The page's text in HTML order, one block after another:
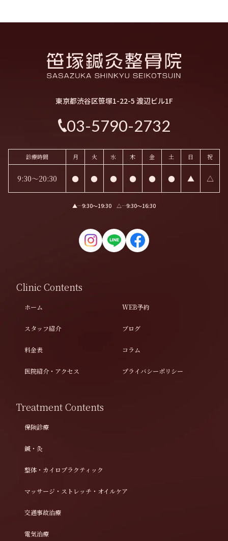
東京都渋谷区笹塚1-22-5 渡辺ビル1F
03-5790-2732
診療時間 月 火 水 木 金 土 日 祝
9:30～20:30 ● ● ● ● ● ● ▲ △
▲…9:30〜19:30 △…9:30〜16:30
Clinic Contents
ホーム
スタッフ紹介
料金表
医院紹介・アクセス
WEB予約
ブログ
コラム
プライバシーポリシー
Treatment Contents
保険診療
鍼・灸
整体・カイロプラクティック
マッサージ・ストレッチ・オイルケア
交通事故治療
電気治療